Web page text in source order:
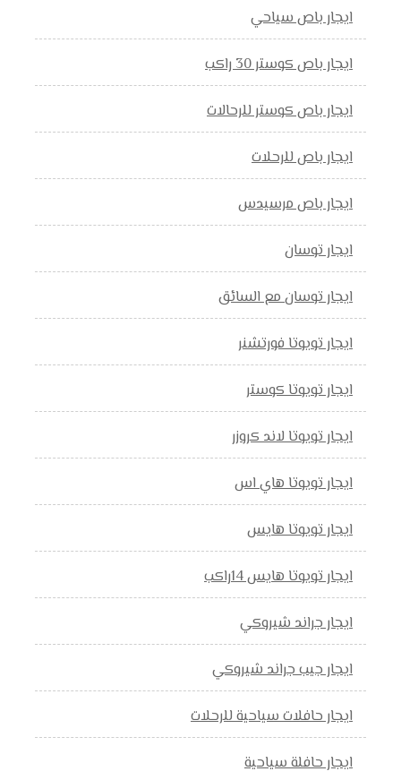
ايجار باص سياحي
ايجار باص كوستر 30 راكب
ايجار باص كوستر للرحالات
ايجار باص للرحلات
ايجار باص مرسيدس
ايجار توسان
ايجار توسان مع السائق
ايجار تويوتا فورتشنر
ايجار تويوتا كوستر
ايجار تويوتا لاند كروزر
ايجار تويوتا هاي اس
ايجار تويوتا هايس
ايجار تويوتا هايس 14راكب
ايجار جراند شيروكي
ايجار جيب جراند شيروكي
ايجار حافلات سياحية للرحلات
ايجار حافلة سياحية